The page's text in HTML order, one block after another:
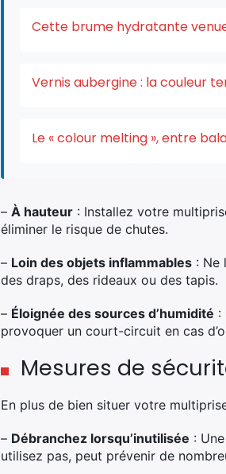
Cette brume hydratante
Vernis aubergine : la couleur
Le « colour melting », entre
– À hauteur : Installez votre
éliminer le risque de chutes.
– Loin des objets inflammables : Ne
des draps, des rideaux ou des tapis.
– Éloignée des sources d’humidité :
provoquer un court-circuit en cas
Mesures de
En plus de bien situer votre
– Débranchez lorsqu’inutilisée :
utilisez pas, peut prévenir de